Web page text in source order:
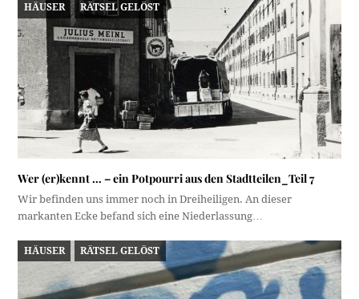
HÄUSER RÄTSEL GELÖST
Wer (er)kennt … – ein Potpourri aus den Stadtteilen_Teil 7
Wir befinden uns immer noch in Dreiheiligen. An dieser
markanten Ecke befand sich eine Niederlassung…
HÄUSER RÄTSEL GELÖST